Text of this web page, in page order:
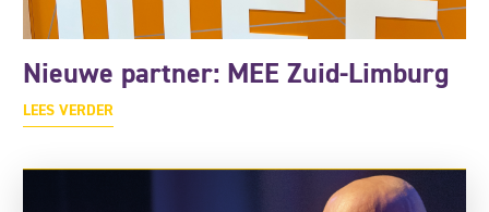
Nieuwe partner: MEE Zuid-Limburg
LEES VERDER